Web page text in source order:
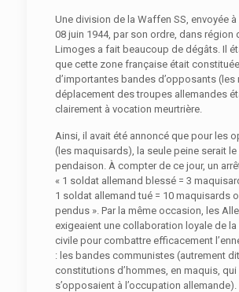
Une division de la Waffen SS, envoyée
08 juin 1944, par son ordre, dans région
Limoges a fait beaucoup de dégâts. Il
que cette zone française était constituée
d’importantes bandes d’opposants (les
déplacement des troupes allemandes
clairement à vocation meurtrière.
Ainsi, il avait été annoncé que pour les
(les maquisards), la seule peine serait
pendaison. À compter de ce jour, un
« 1 soldat allemand blessé = 3
1 soldat allemand tué = 10 maquisards
pendus ». Par la même occasion, les
exigeaient une collaboration loyale de
civile pour combattre efficacement
: les bandes communistes (autrement
constitutions d’hommes, en maquis, qui
s’opposaient à l’occupation allemande).